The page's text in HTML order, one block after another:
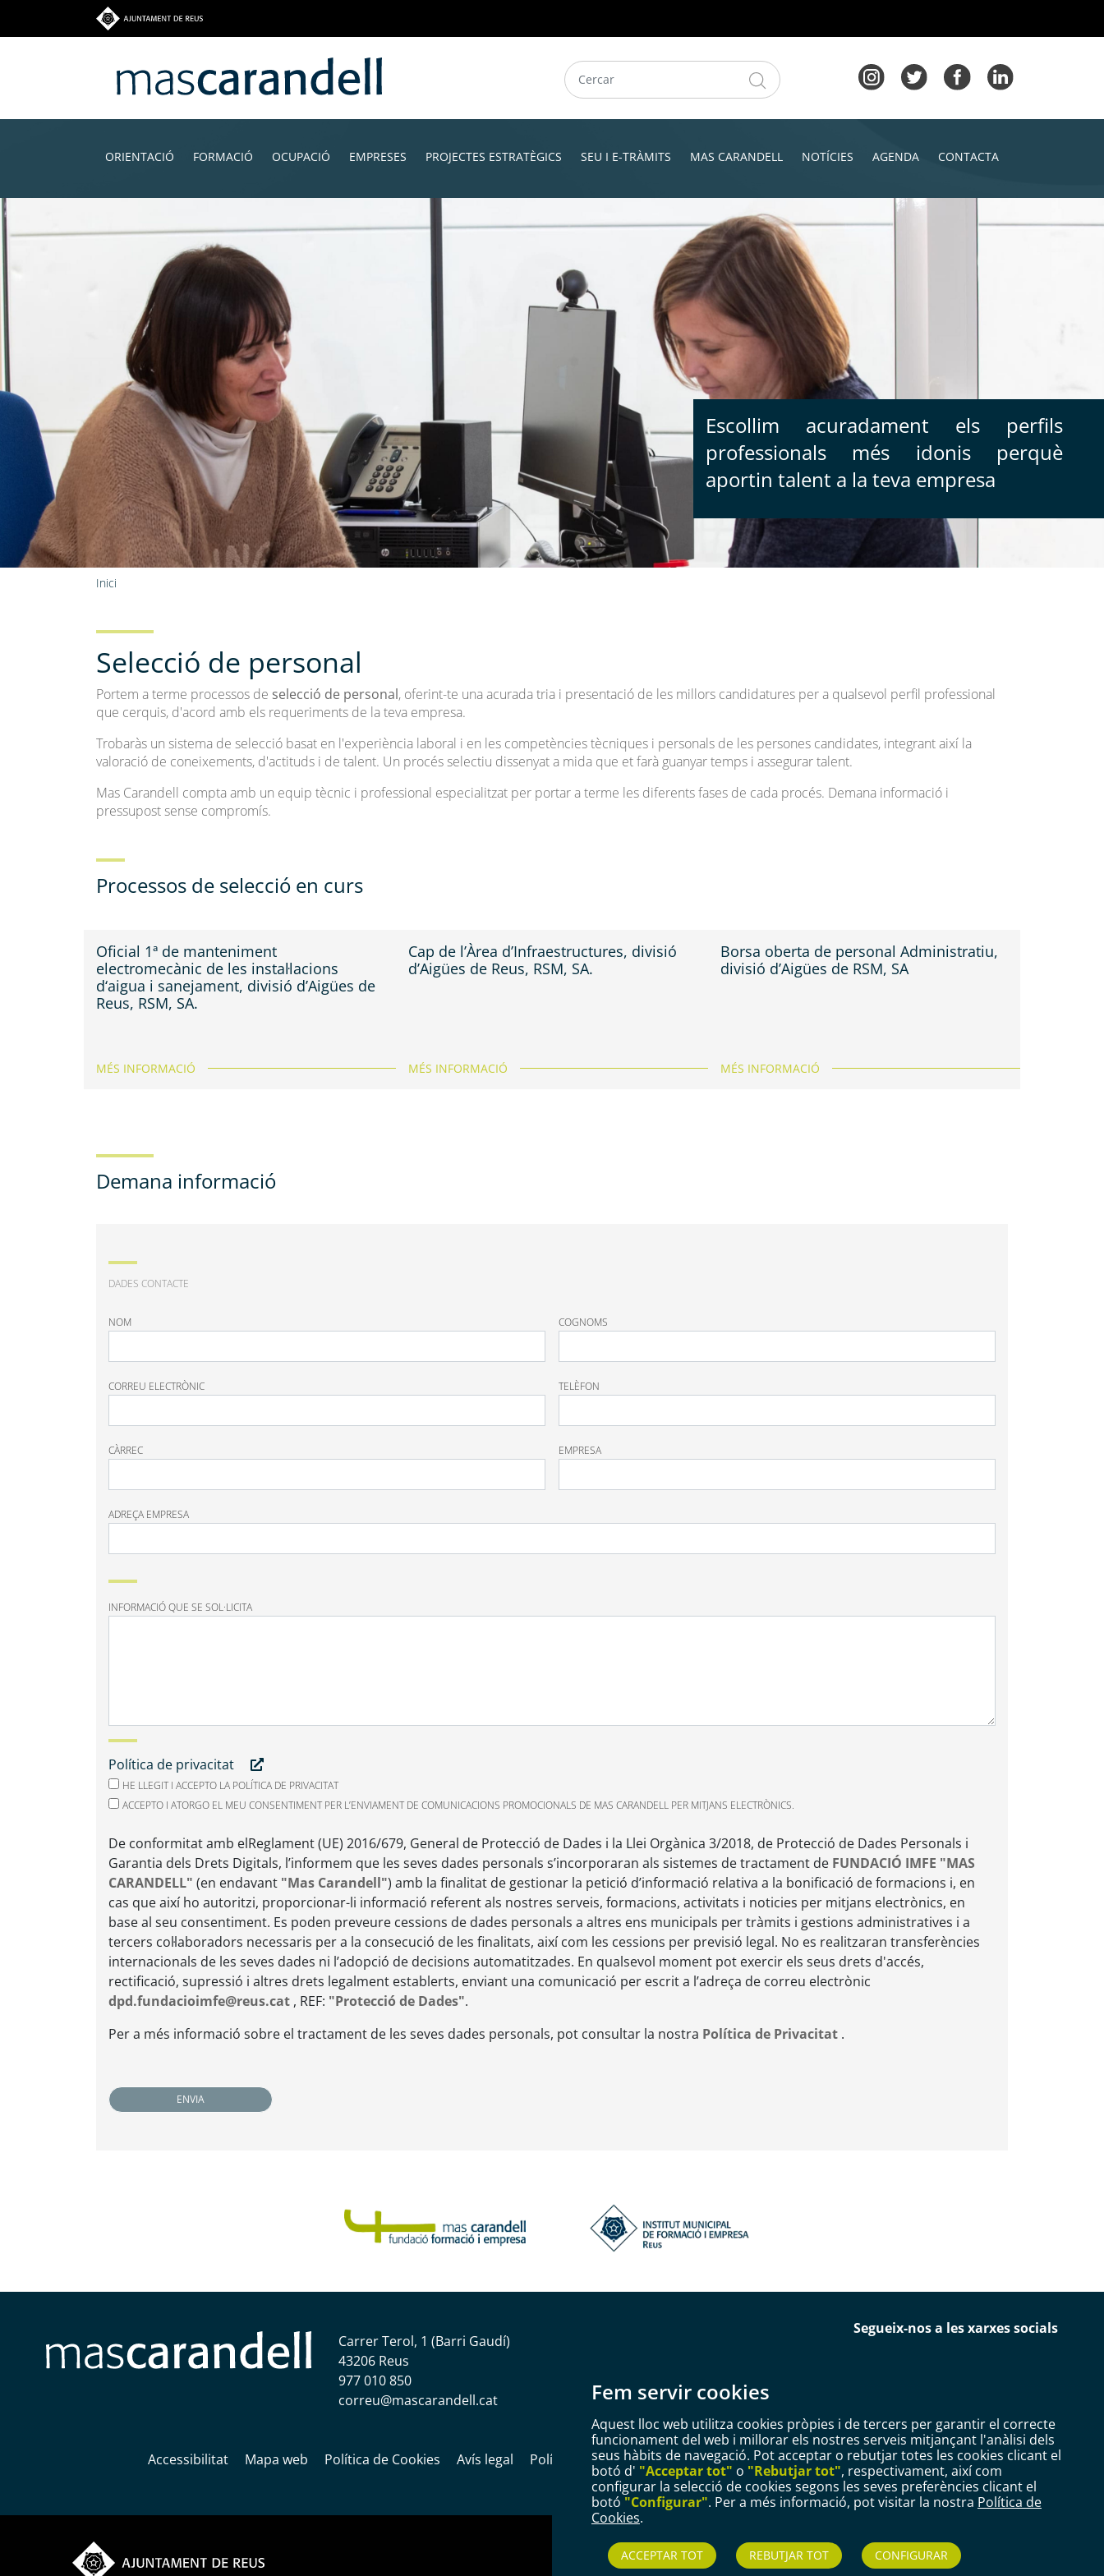
Fem servir cookies
Aquest lloc web utilitza cookies pròpies i de tercers per garantir el correcte
funcionament del web i millorar els nostres serveis mitjançant l'anàlisi dels
seus hàbits de navegació. Pot acceptar o rebutjar totes les cookies clicant el
botó d' "Acceptar tot" o "Rebutjar tot", respectivament, així com
configurar la selecció de cookies segons les seves preferències clicant el
botó "Configurar". Per a més informació, pot visitar la nostra Política de
Cookies.
ACCEPTAR TOT REBUTJAR TOT CONFIGURAR
ORIENTACIÓ FORMACIÓ OCUPACIÓ EMPRESES PROJECTES ESTRATÈGICS SEU I E-TRÀMITS MAS CARANDELL NOTÍCIES AGENDA CONTACTA
Escollim acuradament els perfils
professionals més idonis perquè
aportin talent a la teva empresa
Fil
Inici
Selecció de personal
Portem a terme processos de selecció de personal, oferint-te una acurada tria i presentació de les millors candidatures per a qualsevol perfil professional
que cerquis, d'acord amb els requeriments de la teva empresa.
Trobaràs un sistema de selecció basat en l'experiència laboral i en les competències tècniques i personals de les persones candidates, integrant així la
valoració de coneixements, d'actituds i de talent. Un procés selectiu dissenyat a mida que et farà guanyar temps i assegurar talent.
Mas Carandell compta amb un equip tècnic i professional especialitzat per portar a terme les diferents fases de cada procés. Demana informació i
pressupost sense compromís.
Processos de selecció en curs
Oficial 1ª de manteniment
electromecànic de les instal·lacions
d‘aigua i sanejament, divisió d’Aigües de
Reus, RSM, SA.
MÉS INFORMACIÓ
Cap de l’Àrea d’Infraestructures, divisió
d’Aigües de Reus, RSM, SA.
MÉS INFORMACIÓ
Borsa oberta de personal Administratiu,
divisió d’Aigües de RSM, SA
MÉS INFORMACIÓ
Demana informació
DADES CONTACTE
NOM COGNOMS
CORREU ELECTRÒNIC TELÈFON
CÀRREC EMPRESA
ADREÇA EMPRESA
INFORMACIÓ QUE SE SOL·LICITA
Política de privacitat
HE LLEGIT I ACCEPTO LA POLÍTICA DE PRIVACITAT
ACCEPTO I ATORGO EL MEU CONSENTIMENT PER L’ENVIAMENT DE COMUNICACIONS PROMOCIONALS DE MAS CARANDELL PER MITJANS ELECTRÒNICS.
De conformitat amb elReglament (UE) 2016/679, General de Protecció de Dades i la Llei Orgànica 3/2018, de Protecció de Dades Personals i
Garantia dels Drets Digitals, l’informem que les seves dades personals s’incorporaran als sistemes de tractament de FUNDACIÓ IMFE "MAS
CARANDELL" (en endavant "Mas Carandell") amb la finalitat de gestionar la petició d’informació relativa a la bonificació de formacions i, en
cas que així ho autoritzi, proporcionar-li informació referent als nostres serveis, formacions, activitats i noticies per mitjans electrònics, en
base al seu consentiment. Es poden preveure cessions de dades personals a altres ens municipals per tràmits i gestions administratives i a
tercers col·laboradors necessaris per a la consecució de les finalitats, així com les cessions per previsió legal. No es realitzaran transferències
internacionals de les seves dades ni l’adopció de decisions automatitzades. En qualsevol moment pot exercir els seus drets d'accés,
rectificació, supressió i altres drets legalment establerts, enviant una comunicació per escrit a l’adreça de correu electrònic
dpd.fundacioimfe@reus.cat , REF: "Protecció de Dades".
Per a més informació sobre el tractament de les seves dades personals, pot consultar la nostra Política de Privacitat .
Carrer Terol, 1 (Barri Gaudí)
43206 Reus
977 010 850
correu@mascarandell.cat
Segueix-nos a les xarxes socials
Accessibilitat Mapa web Política de Cookies Avís legal Política de privacitat Informació Bàsica RGPD Configurar Cookies
Plaça del Mercadal · 43201 Reus | 977 010 010 ajuntament@reus.cat